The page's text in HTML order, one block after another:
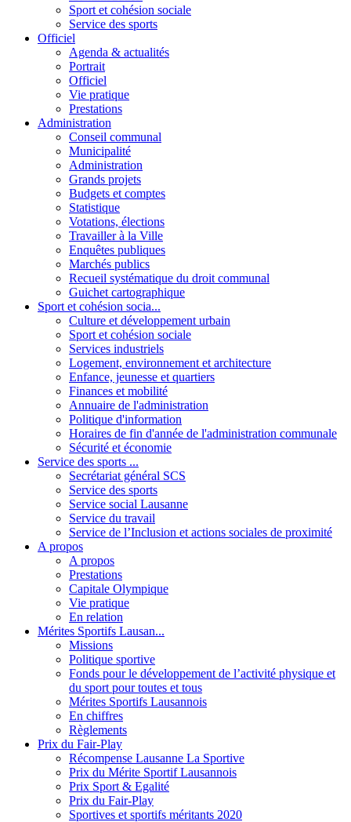
Sport et cohésion sociale
Service des sports
Officiel
Agenda & actualités
Portrait
Officiel
Vie pratique
Prestations
Administration
Conseil communal
Municipalité
Administration
Grands projets
Budgets et comptes
Statistique
Votations, élections
Travailler à la Ville
Enquêtes publiques
Marchés publics
Recueil systématique du droit communal
Guichet cartographique
Sport et cohésion socia...
Culture et développement urbain
Sport et cohésion sociale
Services industriels
Logement, environnement et architecture
Enfance, jeunesse et quartiers
Finances et mobilité
Annuaire de l'administration
Politique d'information
Horaires de fin d'année de l'administration communale
Sécurité et économie
Service des sports ...
Secrétariat général SCS
Service des sports
Service social Lausanne
Service du travail
Service de l’Inclusion et actions sociales de proximité
A propos
A propos
Prestations
Capitale Olympique
Vie pratique
En relation
Mérites Sportifs Lausan...
Missions
Politique sportive
Fonds pour le développement de l’activité physique et
du sport pour toutes et tous
Mérites Sportifs Lausannois
En chiffres
Règlements
Prix du Fair-Play
Récompense Lausanne La Sportive
Prix du Mérite Sportif Lausannois
Prix Sport & Egalité
Prix du Fair-Play
Sportives et sportifs méritants 2020